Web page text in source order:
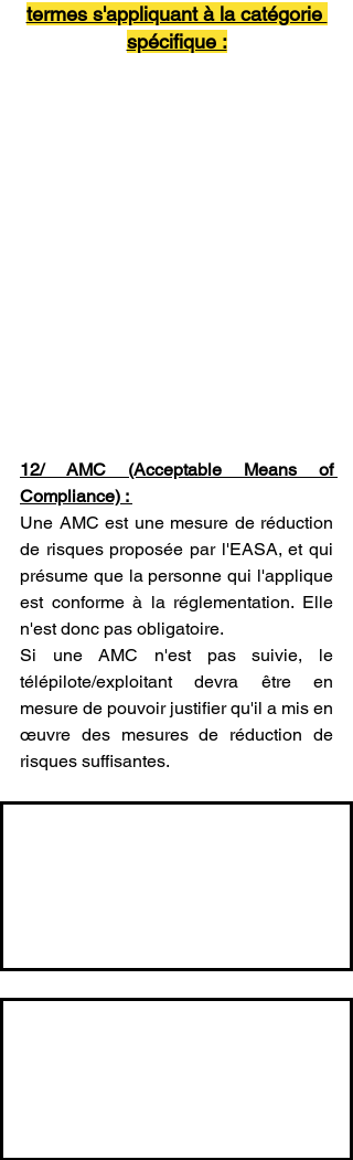
termes s'appliquant à la catégorie
spécifique :
12/ AMC (Acceptable Means of
Compliance) :
Une AMC est une mesure de réduction
de risques proposée par l'EASA, et qui
présume que la personne qui l'applique
est conforme à la réglementation. Elle
n'est donc pas obligatoire.
Si une AMC n'est pas suivie, le
télépilote/exploitant devra être en
mesure de pouvoir justifier qu'il a mis en
œuvre des mesures de réduction de
risques suffisantes.